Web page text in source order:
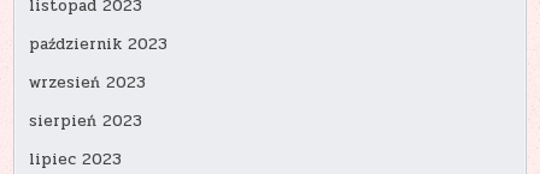
listopad 2023
październik 2023
wrzesień 2023
sierpień 2023
lipiec 2023